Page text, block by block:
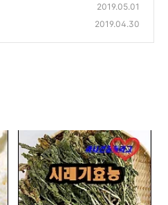
2019.05.01
2019.04.30